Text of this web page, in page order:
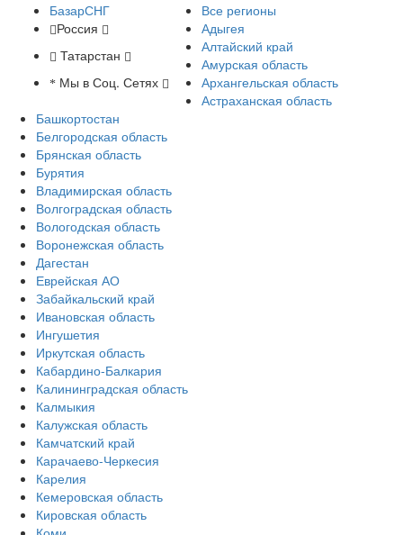
БазарСНГ
Россия
Татарстан
Мы в Соц. Сетях
Все регионы
Адыгея
Алтайский край
Амурская область
Архангельская область
Астраханская область
Башкортостан
Белгородская область
Брянская область
Бурятия
Владимирская область
Волгоградская область
Вологодская область
Воронежская область
Дагестан
Еврейская АО
Забайкальский край
Ивановская область
Ингушетия
Иркутская область
Кабардино-Балкария
Калининградская область
Калмыкия
Калужская область
Камчатский край
Карачаево-Черкесия
Карелия
Кемеровская область
Кировская область